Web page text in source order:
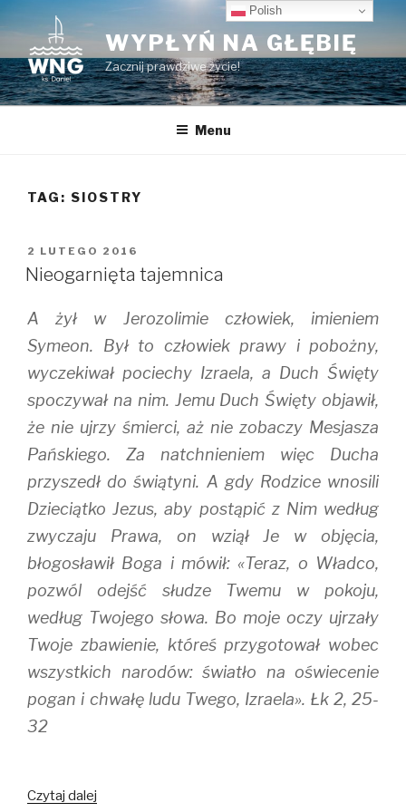
Przeskocz
do
treści
WYPŁYŃ NA GŁĘBIĘ
Zacznij prawdziwe życie!
Menu
TAG: SIOSTRY
OPUBLIKOWANE
W
2 LUTEGO 2016
Nieogarnięta tajemnica
A żył w Jerozolimie człowiek, imieniem
Symeon. Był to człowiek prawy i pobożny,
wyczekiwał pociechy Izraela, a Duch Święty
spoczywał na nim. Jemu Duch Święty objawił,
że nie ujrzy śmierci, aż nie zobaczy Mesjasza
Pańskiego. Za natchnieniem więc Ducha
przyszedł do świątyni. A gdy Rodzice wnosili
Dzieciątko Jezus, aby postąpić z Nim według
zwyczaju Prawa, on wziął Je w objęcia,
błogosławił Boga i mówił: «Teraz, o Władco,
pozwól odejść słudze Twemu w pokoju,
według Twojego słowa. Bo moje oczy ujrzały
Twoje zbawienie, któreś przygotował wobec
wszystkich narodów: światło na oświecenie
pogan i chwałę ludu Twego, Izraela». Łk 2, 25-
32
Czytaj dalej
Polish